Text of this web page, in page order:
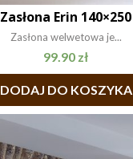
Zasłona Erin 140×250
Zasłona welwetowa je...
99.90 zł
DODAJ DO KOSZYKA